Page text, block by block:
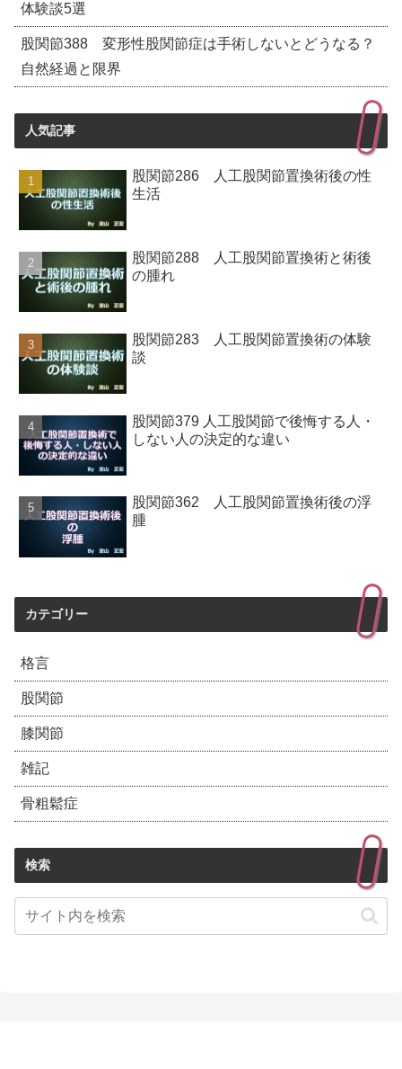
体験談5選
股関節388 変形性股関節症は手術しないとどうなる？
自然経過と限界
人気記事
股関節286 人工股関節置換術後の性
生活
股関節288 人工股関節置換術と術後
の腫れ
股関節283 人工股関節置換術の体験
談
股関節379 人工股関節で後悔する人・
しない人の決定的な違い
股関節362 人工股関節置換術後の浮
腫
カテゴリー
格言
股関節
膝関節
雑記
骨粗鬆症
検索